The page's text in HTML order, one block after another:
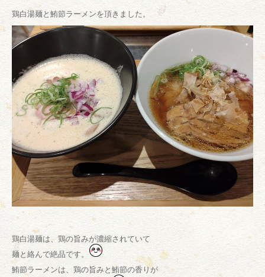
鶏白湯麺と鮪節ラーメンを頂きました。
鶏白湯麺は、鶏の旨みが濃縮されていて
麺と絡んで絶品です。
鮪節ラーメンは、鶏の旨みと鮪節の香りが